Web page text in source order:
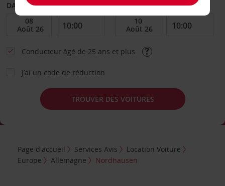
DATE DE DÉBUT DATE DE FIN
Conducteur âgé de 25 ans et plus
J’ai un code de réduction
TROUVER DES VOITURES
Page d'accueil Services Avis
Location Voiture
Europe
Allemagne Nordhausen